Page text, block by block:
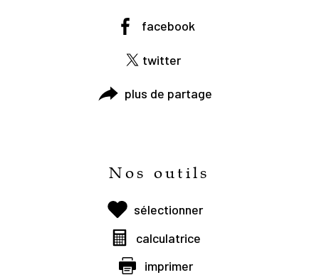
facebook
twitter
plus de partage
Nos outils
sélectionner
calculatrice
imprimer